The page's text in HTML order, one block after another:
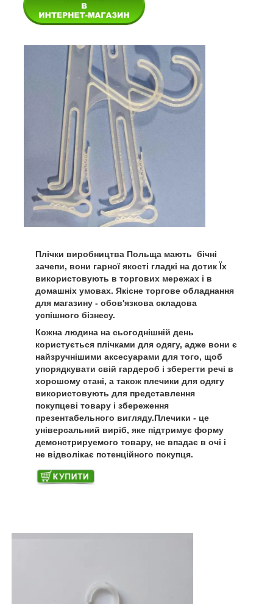
Плічки виробництва Польща мають бічні
зачепи, вони гарної якості гладкі на дотик Їх
використовують в торгових мережах і в
домашніх умовах. Якісне торгове обладнання
для магазину - обов'язкова складова
успішного бізнесу.
Кожна людина на сьогоднішній день
користується плічками для одягу, адже вони є
найзручнішими аксесуарами для того, щоб
упорядкувати свій гардероб і зберегти речі в
хорошому стані, а також плечики для одягу
використовують для представлення
покупцеві товару і збереження
презентабельного вигляду.Плечики - це
універсальний виріб, яке підтримує форму
демонстрируемого товару, не впадає в очі і
не відволікає потенційного покупця.